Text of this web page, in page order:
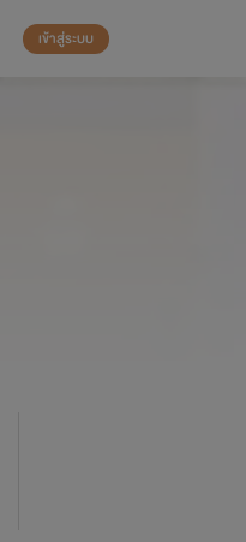
เข้าสู่ระบบ